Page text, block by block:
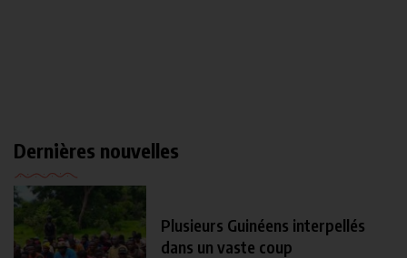
Dernières nouvelles
Plusieurs Guinéens interpellés
dans un vaste coup